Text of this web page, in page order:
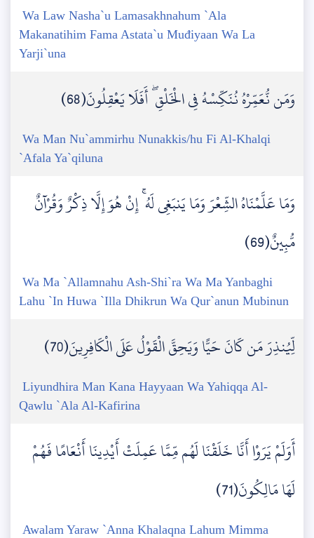
Wa Law Nasha`u Lamasakhnahum `Ala
Makanatihim Fama Astata`u Muđiyaan Wa La
Yarji`una
وَمَن نُّعَمِّرْهُ نُنَكِّسْهُ فِي الْخَلْقِ ۖ أَفَلَا يَعْقِلُونَ(68)
Wa Man Nu`ammirhu Nunakkis/hu Fi Al-Khalqi
`Afala Ya`qiluna
وَمَا عَلَّمْنَاهُ الشِّعْرَ وَمَا يَنبَغِي لَهُ ۚ إِنْ هُوَ إِلَّا ذِكْرٌ وَقُرْآنٌ
مُّبِينٌ(69)
Wa Ma `Allamnahu Ash-Shi`ra Wa Ma Yanbaghi
Lahu `In Huwa `Illa Dhikrun Wa Qur`anun Mubinun
لِّيُنذِرَ مَن كَانَ حَيًّا وَيَحِقَّ الْقَوْلُ عَلَى الْكَافِرِينَ(70)
Liyundhira Man Kana Hayyaan Wa Yahiqqa Al-
Qawlu `Ala Al-Kafirina
أَوَلَمْ يَرَوْا أَنَّا خَلَقْنَا لَهُم مِّمَّا عَمِلَتْ أَيْدِينَا أَنْعَامًا فَهُمْ
لَهَا مَالِكُونَ(71)
Awalam Yaraw `Anna Khalaqna Lahum Mimma